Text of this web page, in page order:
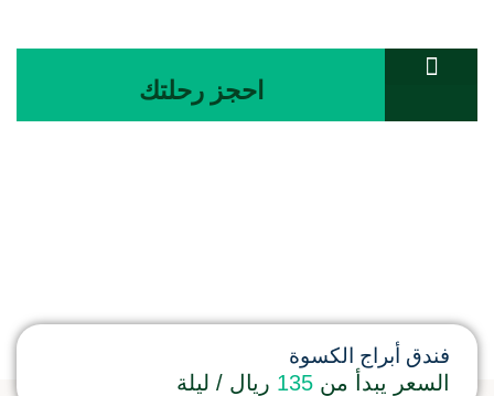
احجز رحلتك
فندق أبراج الكسوة
السعر يبدأ من 135 ريال / ليلة